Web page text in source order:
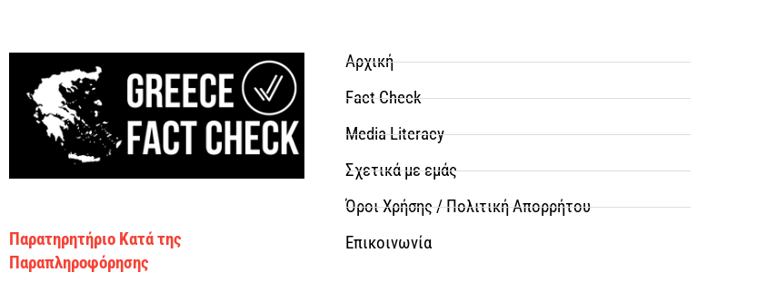
Παρατηρητήριο Κατά της
Παραπληροφόρησης
Αρχική
Fact Check
Media Literacy
Σχετικά με εμάς
Όροι Χρήσης / Πολιτική Απορρήτου
Επικοινωνία